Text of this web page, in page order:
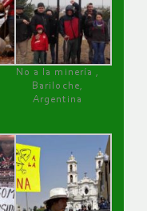
No a la minería ,
Bariloche,
Argentina